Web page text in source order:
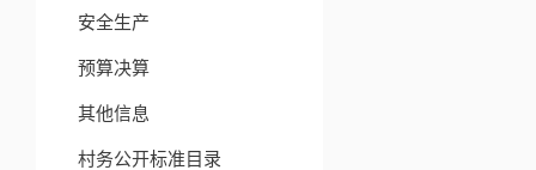
安全生产
预算决算
其他信息
村务公开标准目录